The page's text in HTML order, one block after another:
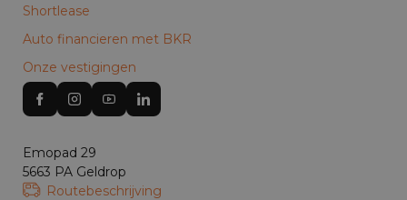
Shortlease
Auto financieren met BKR
Onze vestigingen
Emopad 29
5663 PA Geldrop
Routebeschrijving